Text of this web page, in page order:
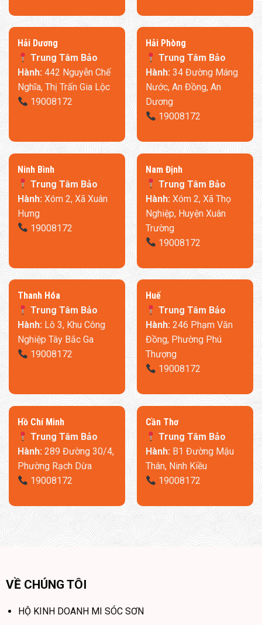
​Hải Dương
Trung Tâm Bảo
Hành:442 Nguyễn Chế
Nghĩa, Thị Trấn Gia Lộc
19008172
​Hải Phòng
Trung Tâm Bảo
Hành:34 Đường Máng
Nước, An Đồng, An
Dương
19008172
Ninh Bình
Trung Tâm Bảo
Hành: Xóm 2, Xã Xuân
Hưng
19008172
​Nam Định
Trung Tâm Bảo
Hành: Xóm 2, Xã Thọ
Nghiệp, Huyện Xuân
Trường
19008172
Thanh Hóa
Trung Tâm Bảo
Hành:Lô 3, Khu Công
Nghiệp Tây Bắc Ga
19008172
​Huế
Trung Tâm Bảo
Hành:246 Phạm Văn
Đồng, Phường Phú
Thượng
19008172
​Hồ Chí Minh
Trung Tâm Bảo
Hành:289 Đường 30/4,
Phường Rạch Dừa
19008172
Cần Thơ
Trung Tâm Bảo
Hành:B1 Đường Mậu
Thân, Ninh Kiều
19008172
VỀ CHÚNG TÔI
HỘ KINH DOANH MI SÓC SƠN